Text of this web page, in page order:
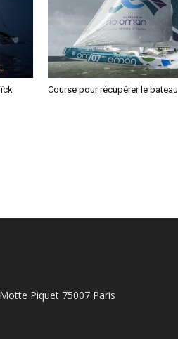
Course pour récupérer le bateau
Piquet 75007 Paris